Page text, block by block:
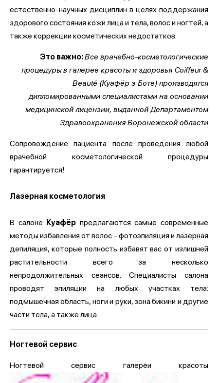
естественно-научных дисциплин в целях поддержания
здорового состояния кожи лица и тела, волос и ногтей, а
также коррекции косметических недостатков.
Это важно:Все врачебно-косметологические
процедуры в галерее красоты и здоровья Coiffeur &
Beauté (Куафёр э Боте) производятся
дипломированными специалистами на основании
медицинской лицензии, выданной Департаментом
Здравоохранения Воронежской области
Сопровождение пациента после проведения любой
врачебной косметологической процедуры
гарантируется!
Лазерная косметология
В салоне Куафёр предлагаются самые современные
методы избавления от волос - фотоэпиляция и лазерная
депиляция, которые полность избавят вас от излишней
растительности всего за несколько
непродолжительных сеансов. Специалисты салона
проводят эпиляции на любых участках тела:
подмышечная область, ноги и руки, зона бикини и другие
части тела, а также лица.
Ногтевой сервис
Ногтевой сервис галереи красоты